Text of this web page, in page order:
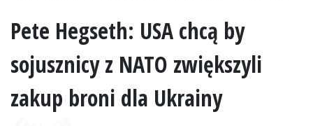
Pete Hegseth: USA chcą by
sojusznicy z NATO zwiększyli
zakup broni dla Ukrainy